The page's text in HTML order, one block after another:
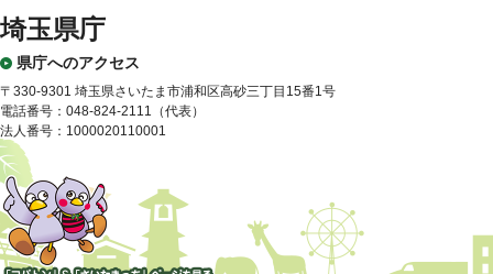
埼玉県庁
県庁へのアクセス
〒330-9301 埼玉県さいたま市浦和区高砂三丁目15番1号
電話番号：048-824-2111（代表）
法人番号：1000020110001